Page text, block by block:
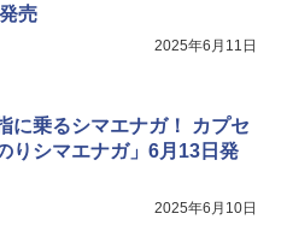
売
2025年6月11日
に乗るシマエナガ！ カプセ
りシマエナガ」6月13日発
2025年6月10日